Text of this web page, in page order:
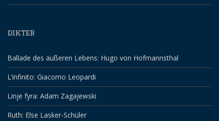
DIKTER
Ballade des äußeren Lebens: Hugo von Hofmannsthal
L’infinito: Giacomo Leopardi
Linje fyra: Adam Zagajewski
Ruth: Else Lasker-Schüler